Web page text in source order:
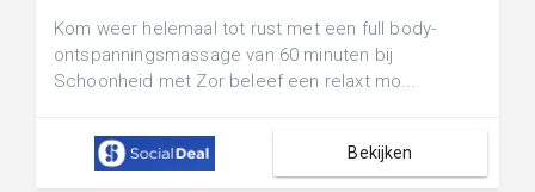
Kom weer helemaal tot rust met een full body-
ontspanningsmassage van 60 minuten bij
Schoonheid met Zor beleef een relaxt mo...
Bekijken